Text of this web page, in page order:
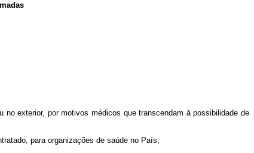
exterior, por motivos médicos que transcendam à possibilidade de
para organizações de saúde no País;